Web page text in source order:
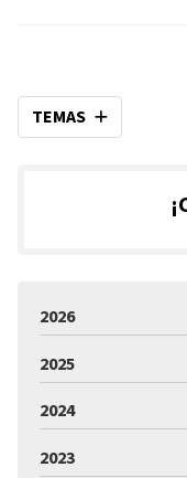
TEMAS
2026
2025
2024
2023